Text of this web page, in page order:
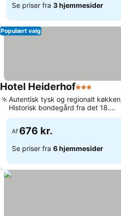
Se priser fra 3 hjemmesider
Populært valg
Hotel Heiderhof3 Stjerner
Autentisk tysk og regionalt
Historisk bondegård fra det 18.
århundrede
Af 676 kr.
Se priser fra 6 hjemmesider